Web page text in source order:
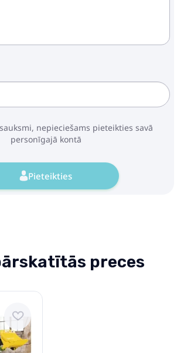
nepieciešams pieteikties savā
personīgajā kontā
Pieteikties
preces